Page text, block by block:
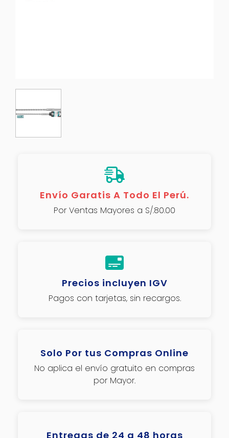
Envío Garatis A Todo El Perú.
Por Ventas Mayores a S/.80.00
Precios incluyen IGV
Pagos con tarjetas, sin recargos.
Solo Por tus Compras Online
No aplica el envío gratuito en compras
por Mayor.
Entregas de 24 a 48 horas